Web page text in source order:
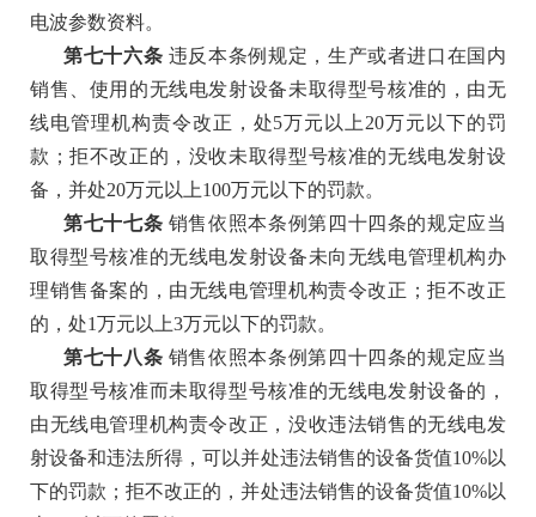
电波参数资料。
第七十六条 违反本条例规定，生产或者进口在国内
销售、使用的无线电发射设备未取得型号核准的，由无
线电管理机构责令改正，处5万元以上20万元以下的罚
款；拒不改正的，没收未取得型号核准的无线电发射设
备，并处20万元以上100万元以下的罚款。
第七十七条 销售依照本条例第四十四条的规定应当
取得型号核准的无线电发射设备未向无线电管理机构办
理销售备案的，由无线电管理机构责令改正；拒不改正
的，处1万元以上3万元以下的罚款。
第七十八条 销售依照本条例第四十四条的规定应当
取得型号核准而未取得型号核准的无线电发射设备的，
由无线电管理机构责令改正，没收违法销售的无线电发
射设备和违法所得，可以并处违法销售的设备货值10%以
下的罚款；拒不改正的，并处违法销售的设备货值10%以